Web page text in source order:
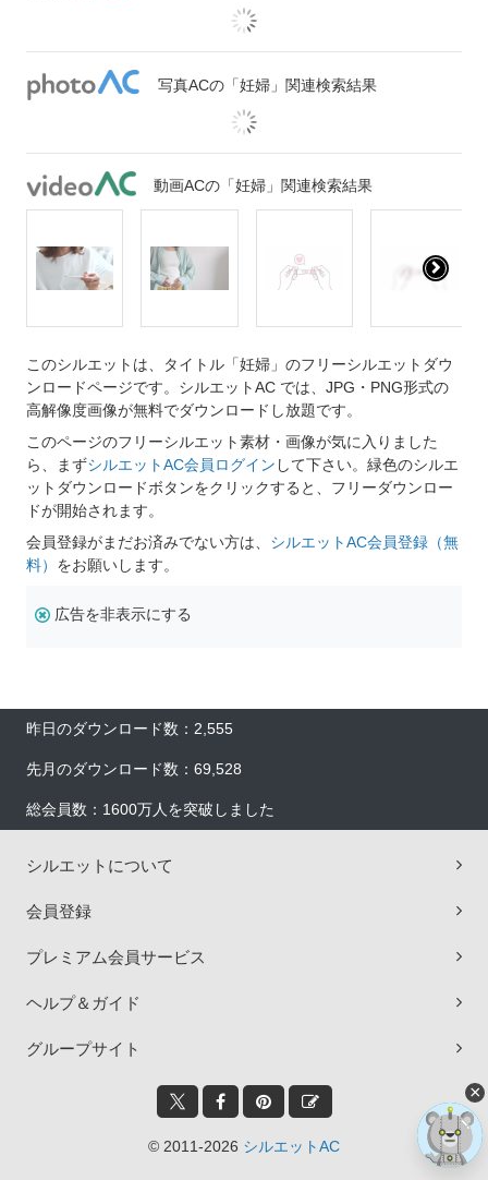
写真ACの「妊婦」関連検索結果
動画ACの「妊婦」関連検索結果
このシルエットは、タイトル「妊婦」のフリーシルエットダウ
ンロードページです。シルエットAC では、JPG・PNG形式の
高解像度画像が無料でダウンロードし放題です。
このページのフリーシルエット素材・画像が気に入りました
ら、まずシルエットAC会員ログイン して下さい。緑色のシルエ
ットダウンロードボタンをクリックすると、フリーダウンロー
ドが開始されます。
会員登録がまだお済みでない方は、 シルエットAC会員登録（無
料） をお願いします。
広告を非表示にする
昨日のダウンロード数：2,555
先月のダウンロード数：69,528
総会員数：1600万人を突破しました
シルエットについて
会員登録
プレミアム会員サービス
ヘルプ＆ガイド
グループサイト
© 2011-2026 シルエットAC
×